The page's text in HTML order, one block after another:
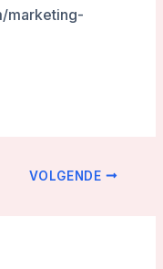
marketing-
VOLGENDE